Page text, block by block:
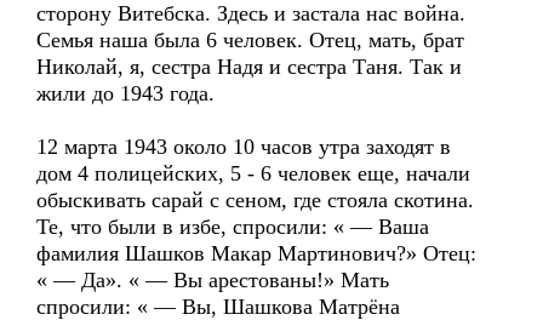
сторону Витебска. Здесь и застала нас война.
Семья наша была 6 человек. Отец, мать, брат
Николай, я, сестра Надя и сестра Таня. Так и
жили до 1943 года.
12 марта 1943 около 10 часов утра заходят в
дом 4 полицейских, 5 - 6 человек еще, начали
обыскивать сарай с сеном, где стояла скотина.
Те, что были в избе, спросили: « — Ваша
фамилия Шашков Макар Мартинович?» Отец:
« — Да». « — Вы арестованы!» Мать
спросили: « — Вы, Шашкова Матрёна